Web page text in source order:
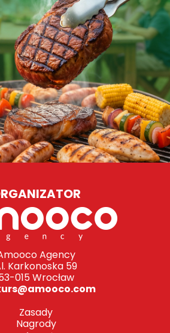
Agency
Karkonoska 59
015 Wrocław
Zasady
Nagrody